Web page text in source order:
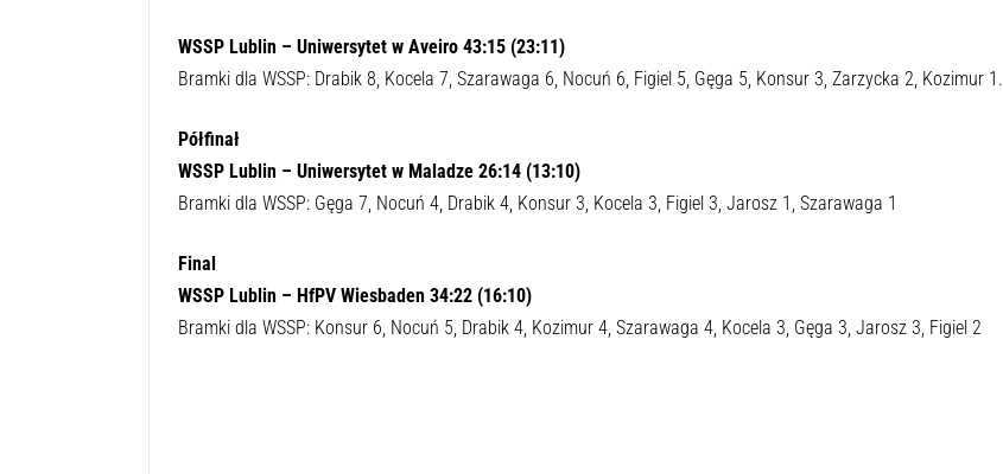
WSSP Lublin – Uniwersytet w Aveiro 43:15 (23:11)
Bramki dla WSSP: Drabik 8, Kocela 7, Szarawaga 6, Nocuń 6, Figiel 5, Gęga 5, Konsur 3, Zarzycka 2, Kozimur 1.
Półfinał
WSSP Lublin – Uniwersytet w Maladze 26:14 (13:10)
Bramki dla WSSP: Gęga 7, Nocuń 4, Drabik 4, Konsur 3, Kocela 3, Figiel 3, Jarosz 1, Szarawaga 1
Final
WSSP Lublin – HfPV Wiesbaden 34:22 (16:10)
Bramki dla WSSP: Konsur 6, Nocuń 5, Drabik 4, Kozimur 4, Szarawaga 4, Kocela 3, Gęga 3, Jarosz 3, Figiel 2